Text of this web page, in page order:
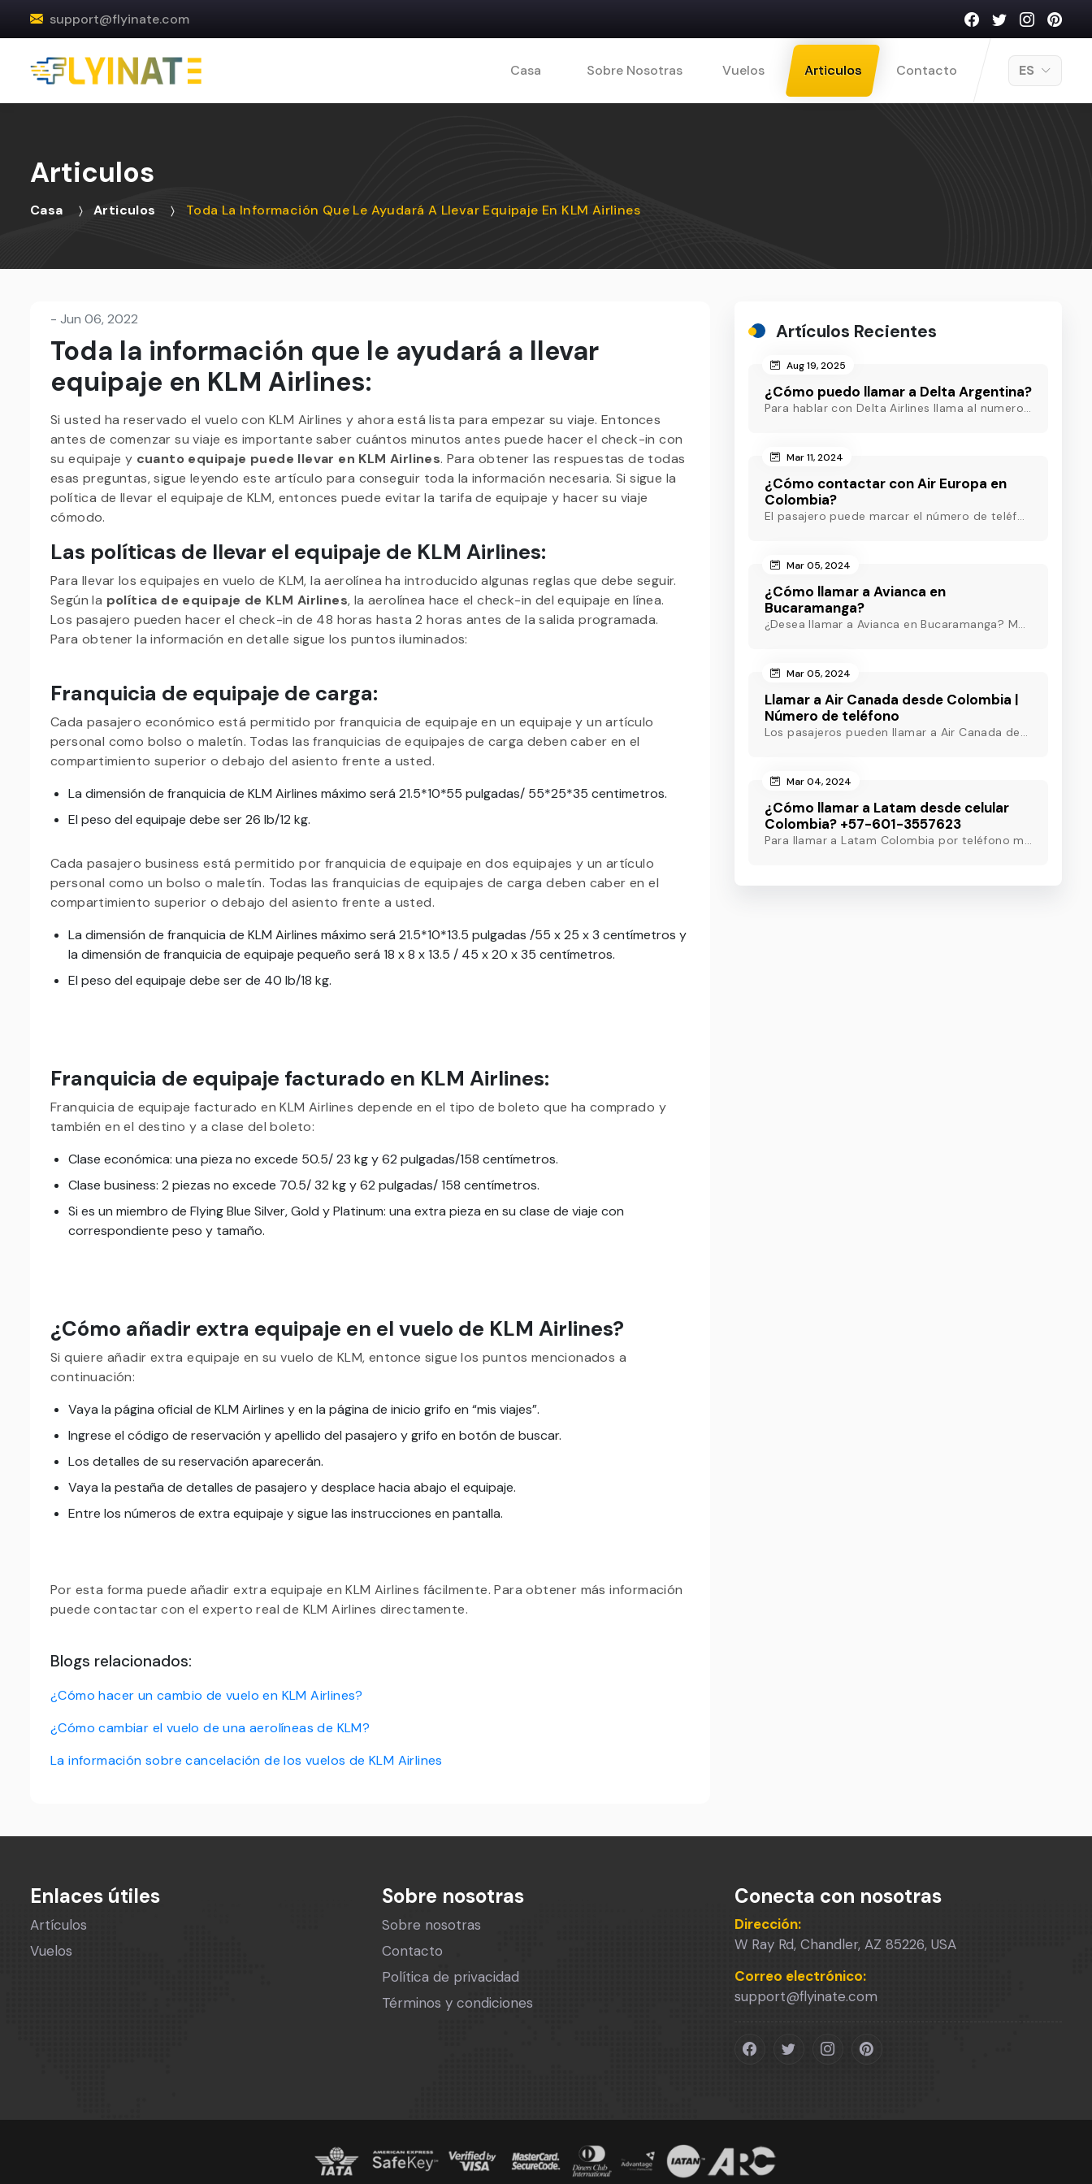
support@flyinate.com
ES
Casa Sobre Nosotras Vuelos Articulos Contacto
Articulos
Casa Articulos Toda La Información Que Le Ayudará A Llevar Equipaje En KLM Airlines
- Jun 06, 2022
Toda la información que le ayudará a llevar
equipaje en KLM Airlines:
Si usted ha reservado el vuelo con KLM Airlines y ahora está lista para empezar su viaje. Entonces
antes de comenzar su viaje es importante saber cuántos minutos antes puede hacer el check-in con
su equipaje y cuanto equipaje puede llevar en KLM Airlines. Para obtener las respuestas de todas
esas preguntas, sigue leyendo este artículo para conseguir toda la información necesaria. Si sigue la
política de llevar el equipaje de KLM, entonces puede evitar la tarifa de equipaje y hacer su viaje
cómodo.
Las políticas de llevar el equipaje de KLM Airlines:
Para llevar los equipajes en vuelo de KLM, la aerolínea ha introducido algunas reglas que debe seguir.
Según la política de equipaje de KLM Airlines, la aerolínea hace el check-in del equipaje en línea.
Los pasajero pueden hacer el check-in de 48 horas hasta 2 horas antes de la salida programada.
Para obtener la información en detalle sigue los puntos iluminados:
Franquicia de equipaje de carga:
Cada pasajero económico está permitido por franquicia de equipaje en un equipaje y un artículo
personal como bolso o maletín. Todas las franquicias de equipajes de carga deben caber en el
compartimiento superior o debajo del asiento frente a usted.
La dimensión de franquicia de KLM Airlines máximo será 21.5*10*55 pulgadas/ 55*25*35 centimetros.
El peso del equipaje debe ser 26 lb/12 kg.
Cada pasajero business está permitido por franquicia de equipaje en dos equipajes y un artículo
personal como un bolso o maletín. Todas las franquicias de equipajes de carga deben caber en el
compartimiento superior o debajo del asiento frente a usted.
La dimensión de franquicia de KLM Airlines máximo será 21.5*10*13.5 pulgadas /55 x 25 x 3 centímetros y
la dimensión de franquicia de equipaje pequeño será 18 x 8 x 13.5 / 45 x 20 x 35 centímetros.
El peso del equipaje debe ser de 40 lb/18 kg.
Franquicia de equipaje facturado en KLM Airlines:
Franquicia de equipaje facturado en KLM Airlines depende en el tipo de boleto que ha comprado y
también en el destino y a clase del boleto:
Clase económica: una pieza no excede 50.5/ 23 kg y 62 pulgadas/158 centímetros.
Clase business: 2 piezas no excede 70.5/ 32 kg y 62 pulgadas/ 158 centímetros.
Si es un miembro de Flying Blue Silver, Gold y Platinum: una extra pieza en su clase de viaje con
correspondiente peso y tamaño.
¿Cómo añadir extra equipaje en el vuelo de KLM Airlines?
Si quiere añadir extra equipaje en su vuelo de KLM, entonce sigue los puntos mencionados a
continuación:
Vaya la página oficial de KLM Airlines y en la página de inicio grifo en “mis viajes”.
Ingrese el código de reservación y apellido del pasajero y grifo en botón de buscar.
Los detalles de su reservación aparecerán.
Vaya la pestaña de detalles de pasajero y desplace hacia abajo el equipaje.
Entre los números de extra equipaje y sigue las instrucciones en pantalla.
Por esta forma puede añadir extra equipaje en KLM Airlines fácilmente. Para obtener más información
puede contactar con el experto real de KLM Airlines directamente.
Blogs relacionados:
¿Cómo hacer un cambio de vuelo en KLM Airlines?
¿Cómo cambiar el vuelo de una aerolíneas de KLM?
La información sobre cancelación de los vuelos de KLM Airlines
Artículos Recientes
Aug 19, 2025
¿Cómo puedo llamar a Delta Argentina?
Para hablar con Delta Airlines llama al numero (ARG) o al +54-11-5218-8717(Argentina) o al +54-11-5219-3285 (ARG) o al (ARG) o al +54-11-5218-8717(Argentina)
Mar 11, 2024
¿Cómo contactar con Air Europa en
Colombia?
El pasajero puede marcar el número de teléfono de Air Europa Colombia y hablar con un agente en directo que estará disponible las 24 horas para ayudarle.
Mar 05, 2024
¿Cómo llamar a Avianca en
Bucaramanga?
¿Desea llamar a Avianca en Bucaramanga? Marque el teléfono de Avianca Bucaramanga y obtenga asistencia rápida las 24 horas para eliminar sus inquietudes.
Mar 05, 2024
Llamar a Air Canada desde Colombia |
Número de teléfono
Los pasajeros pueden llamar a Air Canada desde Colombia marcando el número de teléfono de Air Canada Colombia y obtener asistencia útil en pocos minutos.
Mar 04, 2024
¿Cómo llamar a Latam desde celular
Colombia? +57-601-3557623
Para llamar a Latam Colombia por teléfono móvil, marque el número de teléfono de Latam Colombia o utilice otros métodos para obtener asistencia las 24 horas.
Enlaces útiles
Artículos
Vuelos
Sobre nosotras
Sobre nosotras
Contacto
Política de privacidad
Términos y condiciones
Conecta con nosotras
Dirección:
W Ray Rd, Chandler, AZ 85226, USA
Correo electrónico:
support@flyinate.com